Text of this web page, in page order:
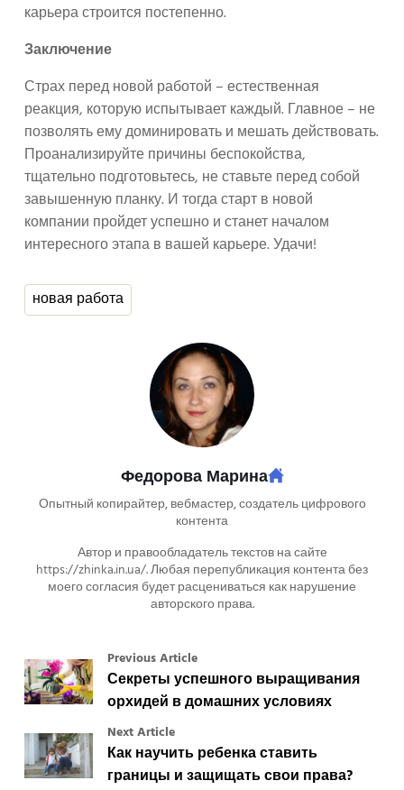
карьера строится постепенно.
Заключение
Страх перед новой работой – естественная
реакция, которую испытывает каждый. Главное – не
позволять ему доминировать и мешать действовать.
Проанализируйте причины беспокойства,
тщательно подготовьтесь, не ставьте перед собой
завышенную планку. И тогда старт в новой
компании пройдет успешно и станет началом
интересного этапа в вашей карьере. Удачи!
новая работа
Федорова Марина
Опытный копирайтер, вебмастер, создатель цифрового
контента
Автор и правообладатель текстов на сайте
https://zhinka.in.ua/. Любая перепубликация контента без
моего согласия будет расцениваться как нарушение
авторского права.
Previous Article
Секреты успешного выращивания
орхидей в домашних условиях
Next Article
Как научить ребенка ставить
границы и защищать свои права?